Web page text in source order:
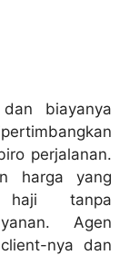
biayanya
perjalanan.
harga yang
tanpa
Agen
nya dan